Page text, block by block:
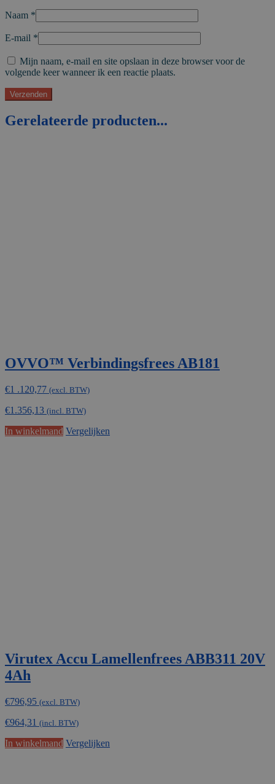
Naam *
E-mail *
Mijn naam, e-mail en site opslaan in deze browser voor de
volgende keer wanneer ik een reactie plaats.
Gerelateerde producten...
OVVO™ Verbindingsfrees AB181
€1 .120,77 (excl. BTW)
€1.356,13 (incl. BTW)
In winkelmand Vergelijken
Virutex Accu Lamellenfrees ABB311 20V
4Ah
€796,95 (excl. BTW)
€964,31 (incl. BTW)
In winkelmand Vergelijken